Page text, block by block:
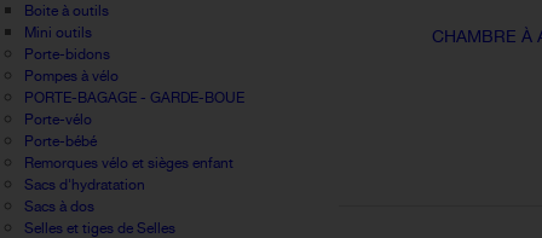
Boite à outils
Mini outils
Porte-bidons
Pompes à vélo
PORTE-BAGAGE - GARDE-BOUE
Porte-vélo
Porte-bébé
Remorques vélo et sièges enfant
Sacs d'hydratation
Sacs à dos
Selles et tiges de Selles
CHAMBRE À